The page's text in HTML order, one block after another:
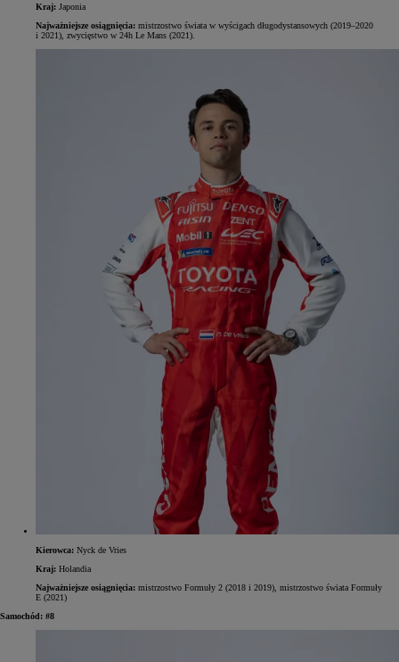
Kraj: Japonia
Najważniejsze osiągnięcia: mistrzostwo świata w wyścigach długodystansowych (2019–2020
i 2021), zwycięstwo w 24h Le Mans (2021).
Kierowca: Nyck de Vries
Kraj: Holandia
Najważniejsze osiągnięcia: mistrzostwo Formuły 2 (2018 i 2019), mistrzostwo świata Formuły
E (2021)
Samochód: #8